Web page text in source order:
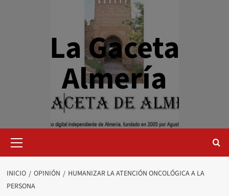
La Gaceta
Almería
primario
INICIO OPINIÓN
HUMANIZAR LA ATENCIÓN ONCOLÓGICA A LA
PERSONA